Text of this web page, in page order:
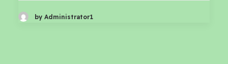
by Administrator1